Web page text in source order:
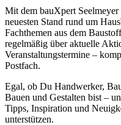
Mit dem bauXpert
neuesten Stand rund um
Fachthemen aus dem
regelmäßig über aktuelle
Veranstaltungstermine –
Postfach.
Egal, ob Du Handwerker,
Bauen und Gestalten bist –
Tipps, Inspiration und
unterstützen.